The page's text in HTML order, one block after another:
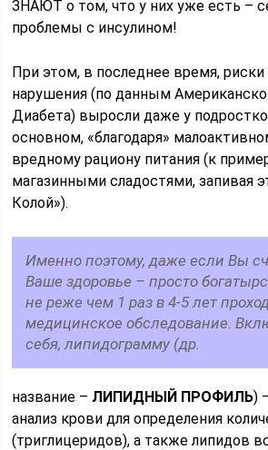
ЗНАЮТ о том, что у них уже есть –
проблемы с инсулином!
При этом, в последнее время, риски
нарушения (по данным
Диабета) выросли даже у
основном, «благодаря»
вредному рациону питания (к
магазинными сладостями, запивая
Колой»).
Именно поэтому, даже если Вы
Ваше здоровье – просто
не реже чем 1 раз в 4-5 лет
медицинское обследование.
себя, липидограмму (др.
название – ЛИПИДНЫЙ ПРОФИЛЬ)
анализ крови для определения
(триглицеридов), а также липидов